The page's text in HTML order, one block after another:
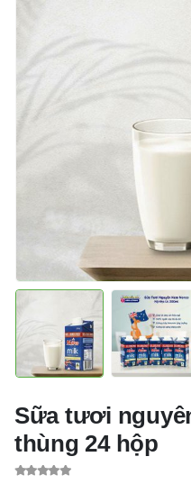
Sữa tươi
thùng 24 hộp